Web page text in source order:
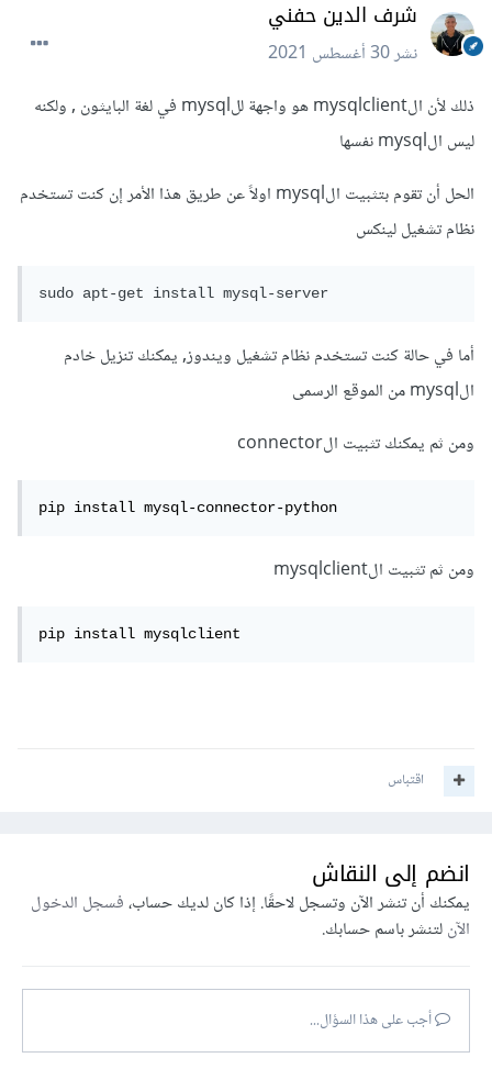
شرف الدين حفني
نشر30 أغسطس 2021
ذلك لأن الmysqlclient هو واجهة للmysql في لغة البايثون , ولكنه
ليس الmysql نفسها
الحل أن تقوم بتثبيت الmysql اولاً عن طريق هذا الأمر إن كنت تستخدم
نظام تشغيل لينكس
أما في حالة كنت تستخدم نظام تشغيل ويندوز, يمكنك تنزيل خادم
الmysql من الموقع الرسمى
ومن ثم يمكنك تثبيت الconnector
pip install mysql-connector-python
ومن ثم تثبيت الmysqlclient
pip install mysqlclient
اقتباس
انضم إلى النقاش
يمكنك أن تنشر الآن وتسجل لاحقًا. إذا كان لديك حساب،فسجل الدخول
الآنلتنشر باسم حسابك.
أجب على هذا السؤال...